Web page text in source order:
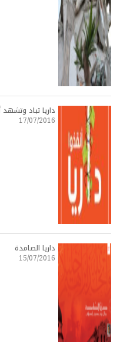
داريا تباد
17/07/2016
داريا الصامدة
15/07/2016